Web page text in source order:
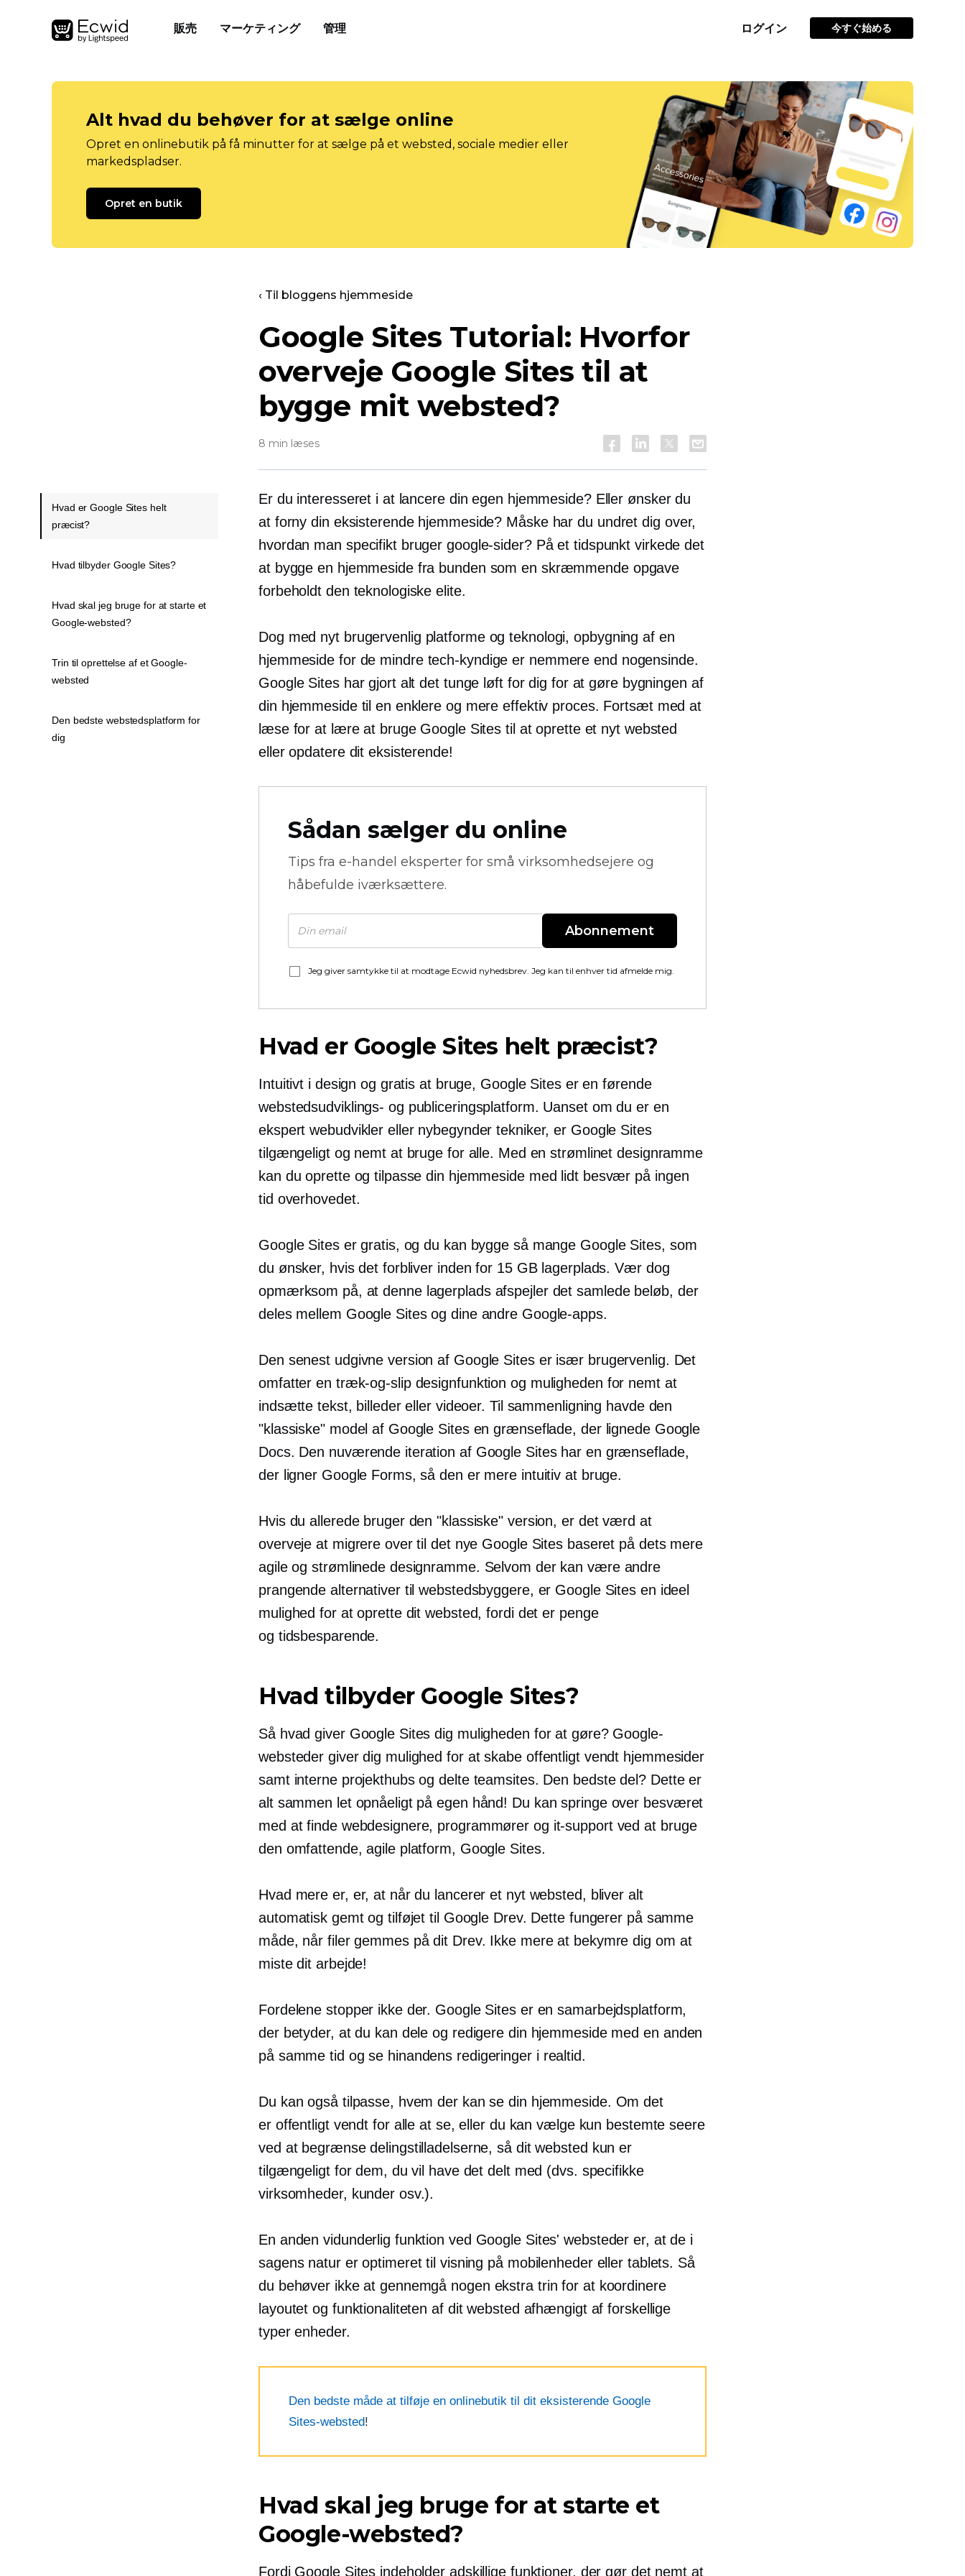
販売 マーケティング 管理 ログイン 今すぐ始める
Alt hvad du behøver for at sælge online
Opret en onlinebutik på få minutter for at sælge på et websted, sociale medier eller
markedspladser.
Opret en butik
‹ Til bloggens hjemmeside
Google Sites Tutorial: Hvorfor
overveje Google Sites til at
bygge mit websted?
8 min læses
Er du interesseret i at lancere din egen hjemmeside? Eller ønsker du
at forny din eksisterende hjemmeside? Måske har du undret dig over,
hvordan man specifikt bruger google-sider? På et tidspunkt virkede det
at bygge en hjemmeside fra bunden som en skræmmende opgave
forbeholdt den teknologiske elite.
Dog med nyt brugervenlig platforme og teknologi, opbygning af en
hjemmeside for de mindre tech-kyndige er nemmere end nogensinde.
Google Sites har gjort alt det tunge løft for dig for at gøre bygningen af
​​din hjemmeside til en enklere og mere effektiv proces. Fortsæt med at
læse for at lære at bruge Google Sites til at oprette et nyt websted
eller opdatere dit eksisterende!
Sådan sælger du online
Tips fra e-handel eksperter for små virksomhedsejere og
håbefulde iværksættere.
Abonnement
Jeg giver samtykke til at modtage Ecwid nyhedsbrev. Jeg kan til enhver tid afmelde mig.
Hvad er Google Sites helt præcist?
Intuitivt i design og gratis at bruge, Google Sites er en førende
webstedsudviklings- og publiceringsplatform. Uanset om du er en
ekspert webudvikler eller nybegynder tekniker, er Google Sites
tilgængeligt og nemt at bruge for alle. Med en strømlinet designramme
kan du oprette og tilpasse din hjemmeside med lidt besvær på ingen
tid overhovedet.
Google Sites er gratis, og du kan bygge så mange Google Sites, som
du ønsker, hvis det forbliver inden for 15 GB lagerplads. Vær dog
opmærksom på, at denne lagerplads afspejler det samlede beløb, der
deles mellem Google Sites og dine andre Google-apps.
Den senest udgivne version af Google Sites er især brugervenlig. Det
omfatter en træk-og-slipdesignfunktion og muligheden for nemt at
indsætte tekst, billeder eller videoer. Til sammenligning havde den
"klassiske" model af Google Sites en grænseflade, der lignede Google
Docs. Den nuværende iteration af Google Sites har en grænseflade,
der ligner Google Forms, så den er mere intuitiv at bruge.
Hvis du allerede bruger den "klassiske" version, er det værd at
overveje at migrere over til det nye Google Sites baseret på dets mere
agile og strømlinede designramme. Selvom der kan være andre
prangende alternativer til webstedsbyggere, er Google Sites en ideel
mulighed for at oprette dit websted, fordi det er penge
og tidsbesparende.
Hvad tilbyder Google Sites?
Så hvad giver Google Sites dig muligheden for at gøre? Google-
websteder giver dig mulighed for at skabe offentligt vendt hjemmesider
samt interne projekthubs og delte teamsites. Den bedste del? Dette er
alt sammen let opnåeligt på egen hånd! Du kan springe over besværet
med at finde webdesignere, programmører og it-support ved at bruge
den omfattende, agile platform, Google Sites.
Hvad mere er, er, at når du lancerer et nyt websted, bliver alt
automatisk gemt og tilføjet til Google Drev. Dette fungerer på samme
måde, når filer gemmes på dit Drev. Ikke mere at bekymre dig om at
miste dit arbejde!
Fordelene stopper ikke der. Google Sites er en samarbejdsplatform,
der betyder, at du kan dele og redigere din hjemmeside med en anden
på samme tid og se hinandens redigeringer i realtid.
Du kan også tilpasse, hvem der kan se din hjemmeside. Om det
er offentligt vendt for alle at se, eller du kan vælge kun bestemte seere
ved at begrænse delingstilladelserne, så dit websted kun er
tilgængeligt for dem, du vil have det delt med (dvs. specifikke
virksomheder, kunder osv.).
En anden vidunderlig funktion ved Google Sites' websteder er, at de i
sagens natur er optimeret til visning på mobilenheder eller tablets. Så
du behøver ikke at gennemgå nogen ekstra trin for at koordinere
layoutet og funktionaliteten af ​​dit websted afhængigt af forskellige
typer enheder.
Den bedste måde at tilføje en onlinebutik til dit eksisterende Google
Sites-websted!
Hvad skal jeg bruge for at starte et
Google-websted?
Fordi Google Sites indeholder adskillige funktioner, der gør det nemt at
Hvad er Google Sites helt
præcist?
Hvad tilbyder Google Sites?
Hvad skal jeg bruge for at starte et
Google-websted?
Trin til oprettelse af et Google-
websted
Den bedste webstedsplatform for
dig